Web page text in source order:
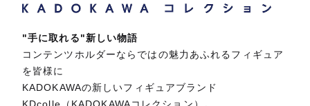
"手に取れる"新しい物語
コンテンツホルダーならではの魅力あふれるフィギュア
を皆様に
KADOKAWAの新しいフィギュアブランド